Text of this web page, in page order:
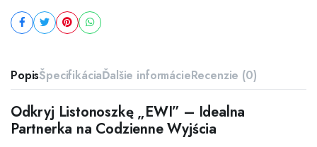
PopisŠpecifikáciaĎalšie informácieRecenzie (0)
Odkryj Listonoszkę „EWI” – Idealna
Partnerka na Codzienne Wyjścia